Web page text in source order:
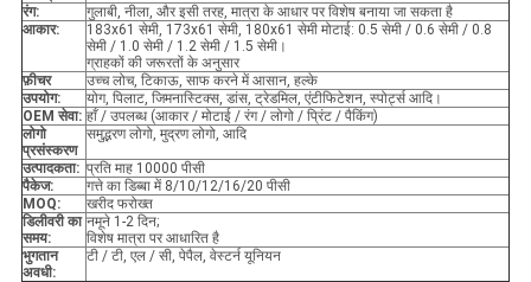
रंग:
गुलाबी, नीला, और इसी तरह, मात्रा के आधार पर विशेष बनाया जा सकता है
आकार:
183x61 सेमी, 173x61 सेमी, 180x61 सेमी मोटाई: 0.5 सेमी / 0.6 सेमी / 0.8
सेमी / 1.0 सेमी / 1.2 सेमी / 1.5 सेमी।
ग्राहकों की जरूरतों के अनुसार
फ़ीचर
उच्च लोच, टिकाऊ, साफ करने में आसान, हल्के
उपयोग:
योग, पिलाट, जिमनास्टिक्स, डांस, ट्रेडमिल, एंटीफिटेशन, स्पोर्ट्स आदि।
OEM सेवा: हाँ / उपलब्ध (आकार / मोटाई / रंग / लोगो / प्रिंट / पैकिंग)
लोगो
प्रसंस्करण
समुद्भरण लोगो, मुद्रण लोगो, आदि
उत्पादकता: प्रति माह 10000 पीसी
पैकेज:
गत्ते का डिब्बा में 8/10/12/16/20 पीसी
MOQ:
खरीद फरोख्त
डिलीवरी का
समय:
नमूने 1-2 दिन;
विशेष मात्रा पर आधारित है
भुगतान
अवधी:
टी / टी, एल / सी, पेपैल, वेस्टर्न यूनियन